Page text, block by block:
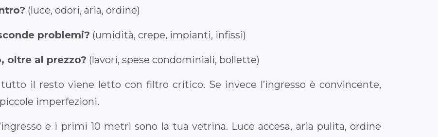
(luce, odori, aria, ordine)
problemi? (umidità, crepe, impianti, infissi)
oltre al prezzo? (lavori, spese condominiali, bollette)
il resto viene letto con filtro critico. Se invece l’ingresso è convincente,
imperfezioni.
e i primi 10 metri sono la tua vetrina. Luce accesa, aria pulita, ordine